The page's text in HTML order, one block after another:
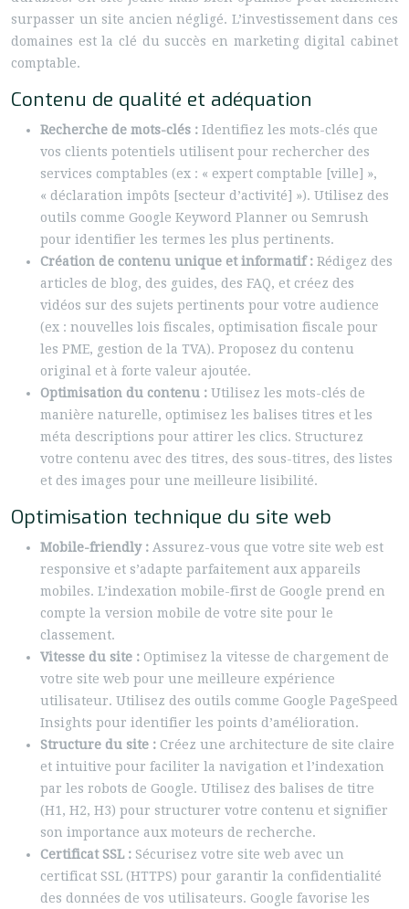
surpasser un site ancien négligé. L’investissement dans ces
domaines est la clé du succès en marketing digital cabinet
comptable.
Contenu de qualité et adéquation
Recherche de mots-clés : Identifiez les mots-clés que
vos clients potentiels utilisent pour rechercher des
services comptables (ex : « expert comptable [ville] »,
« déclaration impôts [secteur d’activité] »). Utilisez des
outils comme Google Keyword Planner ou Semrush
pour identifier les termes les plus pertinents.
Création de contenu unique et informatif : Rédigez des
articles de blog, des guides, des FAQ, et créez des
vidéos sur des sujets pertinents pour votre audience
(ex : nouvelles lois fiscales, optimisation fiscale pour
les PME, gestion de la TVA). Proposez du contenu
original et à forte valeur ajoutée.
Optimisation du contenu : Utilisez les mots-clés de
manière naturelle, optimisez les balises titres et les
méta descriptions pour attirer les clics. Structurez
votre contenu avec des titres, des sous-titres, des listes
et des images pour une meilleure lisibilité.
Optimisation technique du site web
Mobile-friendly : Assurez-vous que votre site web est
responsive et s’adapte parfaitement aux appareils
mobiles. L’indexation mobile-first de Google prend en
compte la version mobile de votre site pour le
classement.
Vitesse du site : Optimisez la vitesse de chargement de
votre site web pour une meilleure expérience
utilisateur. Utilisez des outils comme Google PageSpeed
Insights pour identifier les points d’amélioration.
Structure du site : Créez une architecture de site claire
et intuitive pour faciliter la navigation et l’indexation
par les robots de Google. Utilisez des balises de titre
(H1, H2, H3) pour structurer votre contenu et signifier
son importance aux moteurs de recherche.
Certificat SSL : Sécurisez votre site web avec un
certificat SSL (HTTPS) pour garantir la confidentialité
des données de vos utilisateurs. Google favorise les